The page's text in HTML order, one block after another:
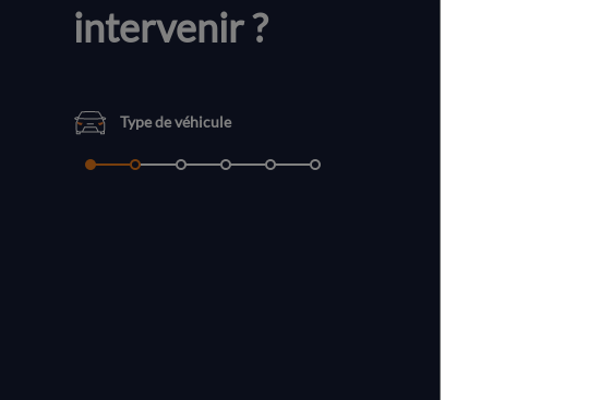
intervenir ?
Type de véhicule